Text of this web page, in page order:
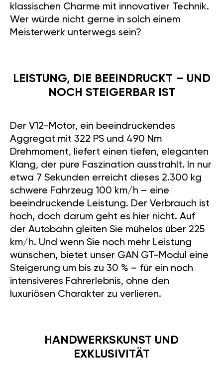
klassischen Charme mit innovativer Technik.
Wer würde nicht gerne in solch einem
Meisterwerk unterwegs sein?
LEISTUNG, DIE BEEINDRUCKT – UND
NOCH STEIGERBAR IST
Der V12-Motor, ein beeindruckendes
Aggregat mit 322 PS und 490 Nm
Drehmoment, liefert einen tiefen, eleganten
Klang, der pure Faszination ausstrahlt. In nur
etwa 7 Sekunden erreicht dieses 2.300 kg
schwere Fahrzeug 100 km/h – eine
beeindruckende Leistung. Der Verbrauch ist
hoch, doch darum geht es hier nicht. Auf
der Autobahn gleiten Sie mühelos über 225
km/h. Und wenn Sie noch mehr Leistung
wünschen, bietet unser GAN GT-Modul eine
Steigerung um bis zu 30 % – für ein noch
intensiveres Fahrerlebnis, ohne den
luxuriösen Charakter zu verlieren.
HANDWERKSKUNST UND
EXKLUSIVITÄT